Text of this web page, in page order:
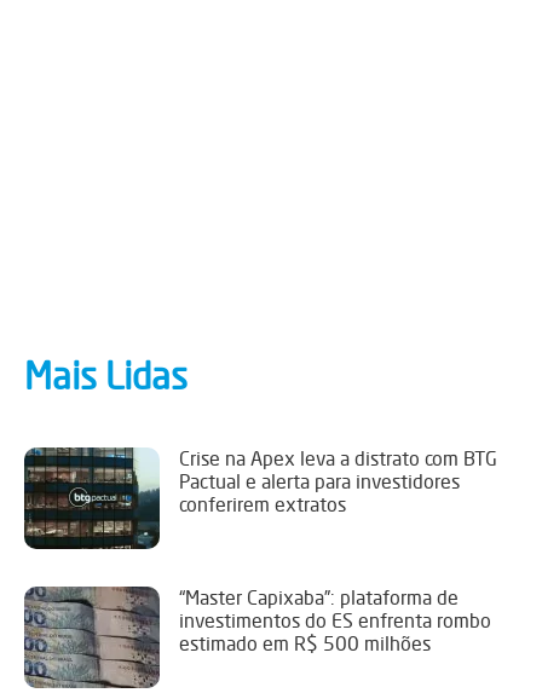
Mais Lidas
Crise na Apex leva a distrato com BTG
Pactual e alerta para investidores
conferirem extratos
“Master Capixaba”: plataforma de
investimentos do ES enfrenta rombo
estimado em R$ 500 milhões